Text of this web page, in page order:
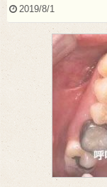
2019/8/1